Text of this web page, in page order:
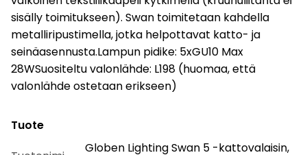
sisälly toimitukseen). Swan toimitetaan kahdella
metalliripustimella, jotka helpottavat katto- ja
seinäasennusta.Lampun pidike: 5xGU10 Max
28WSuositeltu valonlähde: L198 (huomaa, että
valonlähde ostetaan erikseen)
Tuote
Globen Lighting Swan 5 -kattovalaisin,